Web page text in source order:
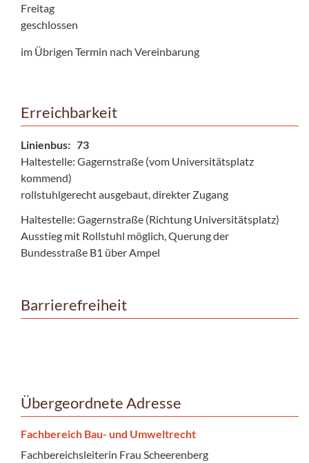
Freitag
geschlossen
im Übrigen Termin nach Vereinbarung
Erreichbarkeit
Linienbus: 73
Haltestelle: Gagernstraße (vom Universitätsplatz
kommend)
rollstuhlgerecht ausgebaut, direkter Zugang
Haltestelle: Gagernstraße (Richtung Universitätsplatz)
Ausstieg mit Rollstuhl möglich, Querung der
Bundesstraße B1 über Ampel
Barrierefreiheit
Übergeordnete Adresse
Fachbereich Bau- und Umweltrecht
Fachbereichsleiterin Frau Scheerenberg